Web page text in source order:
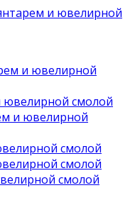
и ювелирной
и ювелирной
ювелирной смолой
и ювелирной
смолой
смолой
смолой